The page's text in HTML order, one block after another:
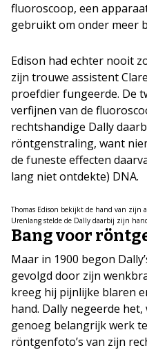
fluoroscoop, een
gebruikt om onder meer
Edison had echter nooit
zijn trouwe assistent
proefdier fungeerde. De
verfijnen van de
rechtshandige Dally
röntgenstraling, want
de funeste effecten
lang niet ontdekte) DNA.
Thomas Edison bekijkt de hand van zijn
Urenlang stelde de Dally daarbij zijn
Bang voor
Maar in 1900 begon
gevolgd door zijn
kreeg hij pijnlijke blaren
hand. Dally negeerde
genoeg belangrijk werk
röntgenfoto’s van zijn